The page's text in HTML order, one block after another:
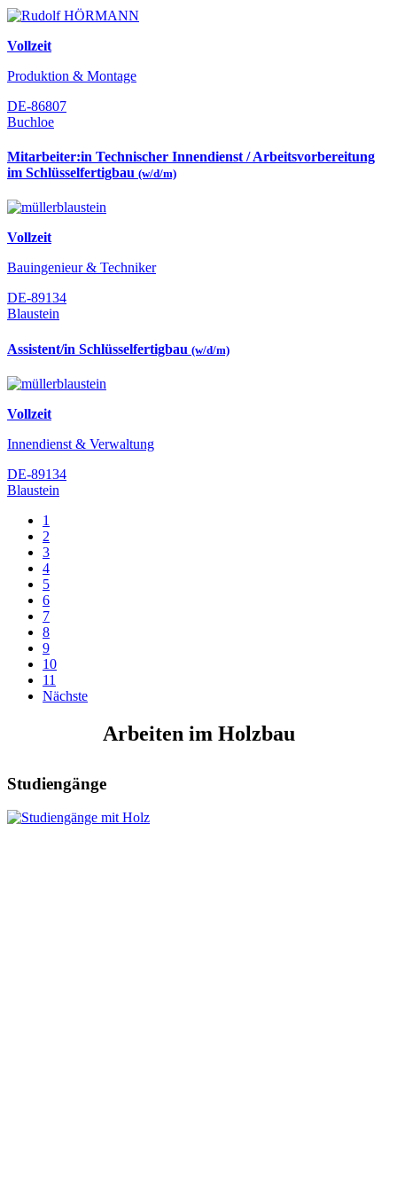
Vollzeit
Produktion & Montage
DE-86807
Buchloe
Mitarbeiter:in Technischer Innendienst / Arbeitsvorbereitung
im Schlüsselfertigbau (w/d/m)
Vollzeit
Bauingenieur & Techniker
DE-89134
Blaustein
Assistent/in Schlüsselfertigbau (w/d/m)
Vollzeit
Innendienst & Verwaltung
DE-89134
Blaustein
1
2
3
4
5
6
7
8
9
10
11
Nächste
Arbeiten im Holzbau
Studiengänge